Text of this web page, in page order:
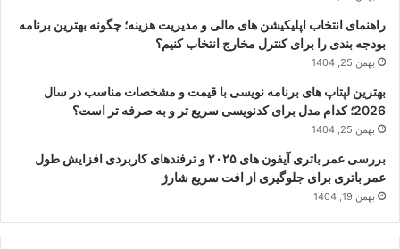
راهنمای انتخاب اپلیکیشن های مالی و مدیریت هزینه؛ چگونه بهترین برنامه
بودجه بندی را برای کنترل مخارج انتخاب کنیم؟
بهمن 25, 1404
بهترین لپتاپ های برنامه نویسی با قیمت و مشخصات مناسب در سال
2026؛ کدام مدل برای کدنویسی سریع تر و به صرفه تر است؟
بهمن 25, 1404
بررسی عمر باتری آیفون های ۲۰۲۵ و ترفندهای کاربردی افزایش طول
عمر باتری برای جلوگیری از افت سریع شارژ
بهمن 19, 1404